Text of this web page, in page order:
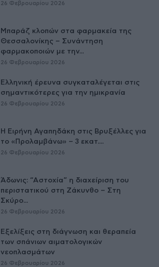
26 Φεβρουαρίου 2026
Μπαράζ κλοπών στα φαρμακεία της
Θεσσαλονίκης – Συνάντηση
φαρμακοποιών με την...
26 Φεβρουαρίου 2026
Ελληνική έρευνα συγκαταλέγεται στις
σημαντικότερες για την ημικρανία
26 Φεβρουαρίου 2026
Η Ειρήνη Αγαπηδάκη στις Βρυξέλλες για
το «Προλαμβάνω» – 3 εκατ....
26 Φεβρουαρίου 2026
Άδωνις: “Αστοχία” η διαχείριση του
περιστατικού στη Ζάκυνθο – Στη
Σκύρο...
26 Φεβρουαρίου 2026
Εξελίξεις στη διάγνωση και θεραπεία
των σπάνιων αιματολογικών
νεοπλασμάτων
26 Φεβρουαρίου 2026